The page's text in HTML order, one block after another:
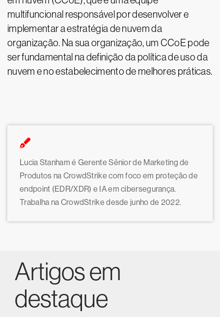
multifuncional responsável por desenvolver e
implementar a estratégia de nuvem da
organização. Na sua organização, um CCoE pode
ser fundamental na definição da política de uso da
nuvem e no estabelecimento de melhores práticas.
Lucia Stanham é Gerente Sênior de Marketing de
Produtos na CrowdStrike com foco em proteção de
endpoint (EDR/XDR) e IA em cibersegurança.
Trabalha na CrowdStrike desde junho de 2022.
Artigos em
destaque